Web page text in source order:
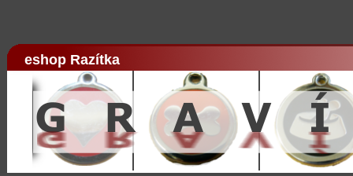
eshop Razítka